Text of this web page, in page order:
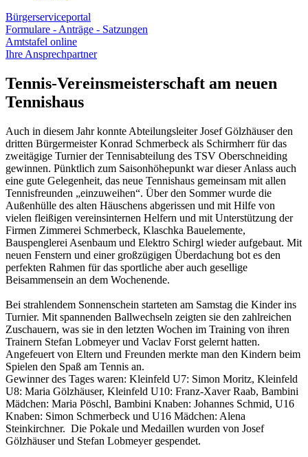
Bürgerserviceportal
Formulare - Anträge - Satzungen
Amtstafel online
Ihre Ansprechpartner
Tennis-Vereinsmeisterschaft am neuen
Tennishaus
Auch in diesem Jahr konnte Abteilungsleiter Josef Gölzhäuser den
dritten Bürgermeister Konrad Schmerbeck als Schirmherr für das
zweitägige Turnier der Tennisabteilung des TSV Oberschneiding
gewinnen. Pünktlich zum Saisonhöhepunkt war dieser Anlass auch
eine gute Gelegenheit, das neue Tennishaus gemeinsam mit allen
Tennisfreunden „einzuweihen“. Über den Sommer wurde die
Außenhülle des alten Häuschens abgerissen und mit Hilfe von
vielen fleißigen vereinsinternen Helfern und mit Unterstützung der
Firmen Zimmerei Schmerbeck, Klaschka Bauelemente,
Bauspenglerei Asenbaum und Elektro Schirgl wieder aufgebaut. Mit
neuen Fenstern und einer großzügigen Überdachung bot es den
perfekten Rahmen für das sportliche aber auch gesellige
Beisammensein an dem Wochenende.
Bei strahlendem Sonnenschein starteten am Samstag die Kinder ins
Turnier. Mit spannenden Ballwechseln zeigten sie den zahlreichen
Zuschauern, was sie in den letzten Wochen im Training von ihren
Trainern Stefan Lobmeyer und Vaclav Forst gelernt hatten.
Angefeuert von Eltern und Freunden merkte man den Kindern beim
Spielen den Spaß am Tennis an.
Gewinner des Tages waren: Kleinfeld U7: Simon Moritz, Kleinfeld
U8: Maria Gölzhäuser, Kleinfeld U10: Franz-Xaver Raab, Bambini
Mädchen: Maria Pöschl, Bambini Knaben: Johannes Schmid, U16
Knaben: Simon Schmerbeck und U16 Mädchen: Alena
Steinkirchner. Die Pokale und Medaillen wurden von Josef
Gölzhäuser und Stefan Lobmeyer gespendet.